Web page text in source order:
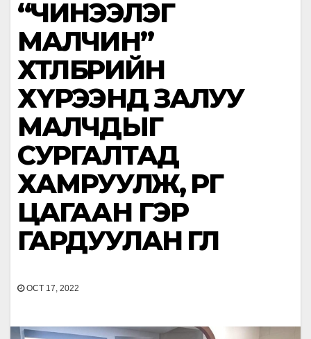
“ЧИНЭЭЛЭГ
МАЛЧИН”
ХӨТӨЛБӨРИЙН
ХҮРЭЭНД ЗАЛУУ
МАЛЧДЫГ
CУРГАЛТАД
ХАМРУУЛЖ, ӨРГӨӨ
ЦАГААН ГЭР
ГАРДУУЛАН ӨГЛӨӨ
OCT 17, 2022